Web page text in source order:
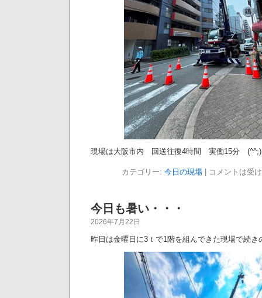
現場は大阪市内 回送往復4時間 実働15分
カテゴリー: 今日の現場 コメントは受
今日も暑い・・・
2026年7月22日
昨日は金曜日に3ｔで1階を組んできた現場で続き